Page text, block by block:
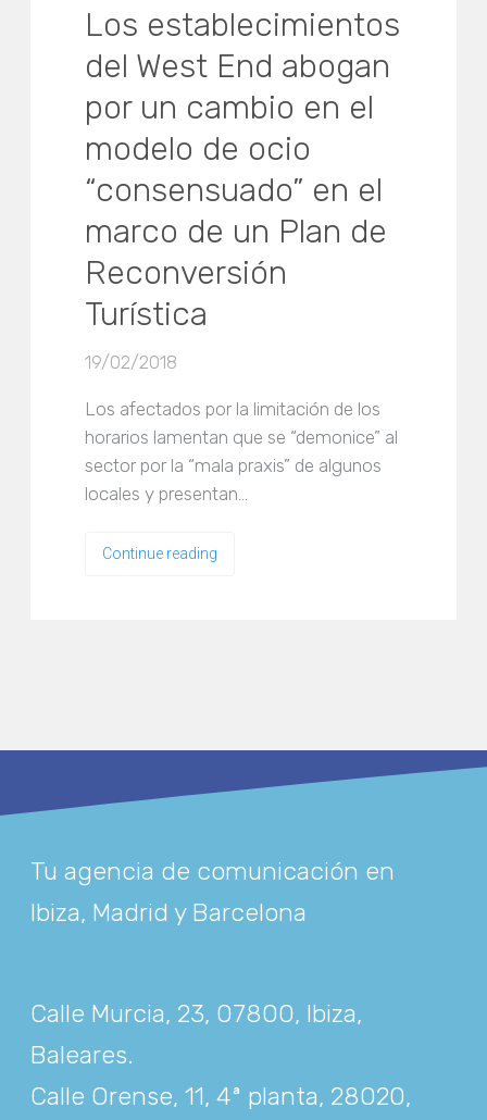
Los establecimientos
del West End abogan
por un cambio en el
modelo de ocio
“consensuado” en el
marco de un Plan de
Reconversión
Turística
19/02/2018
Los afectados por la limitación de los
horarios lamentan que se “demonice” al
sector por la “mala praxis” de algunos
locales y presentan…
Continue reading
Tu agencia de comunicación en
Ibiza, Madrid y Barcelona
Calle Murcia, 23, 07800, Ibiza,
Baleares.
Calle Orense, 11, 4ª planta, 28020,